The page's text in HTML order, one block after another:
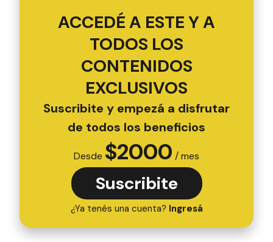
que ha hecho este gobierno y se acuerde de lo
PARA SUSCRIPTORES
ACCEDÉ A ESTE Y A
TODOS LOS
CONTENIDOS
EXCLUSIVOS
Suscribite y empezá a disfrutar
de todos los beneficios
Desde$2000/ mes